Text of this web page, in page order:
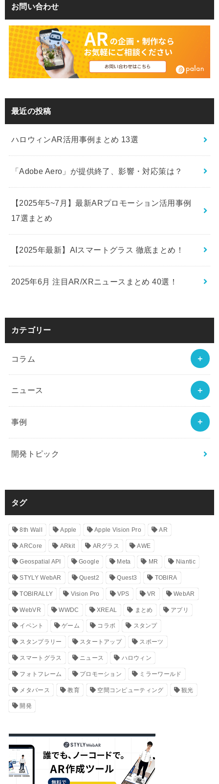
お問い合わせ
最近の投稿
ハロウィンAR活用事例まとめ 13選
「Adobe Aero」が提供終了、影響・対応策は？
【2025年5~7月】最新ARプロモーション活用事例
17選まとめ
【2025年最新】AIスマートグラス 徹底まとめ！
2025年6月 注目AR/XRニュースまとめ 40選！
カテゴリー
コラム
ニュース
事例
開発トピック
タグ
8th Wall Apple Apple Vision Pro AR
ARCore ARkit ARグラス AWE
Geospatial API Google Meta MR Niantic
STYLY WebAR Quest2 Quest3 TOBIRA
TOBIRALLY Vision Pro VPS VR WebAR
WebVR WWDC XREAL まとめ アプリ
イベント ゲーム コラボ スタンプ
スタンプラリー スタートアップ スポーツ
スマートグラス ニュース ハロウィン
フォトフレーム プロモーション ミラーワールド
メタバース 教育 空間コンピューティング 観光
開発